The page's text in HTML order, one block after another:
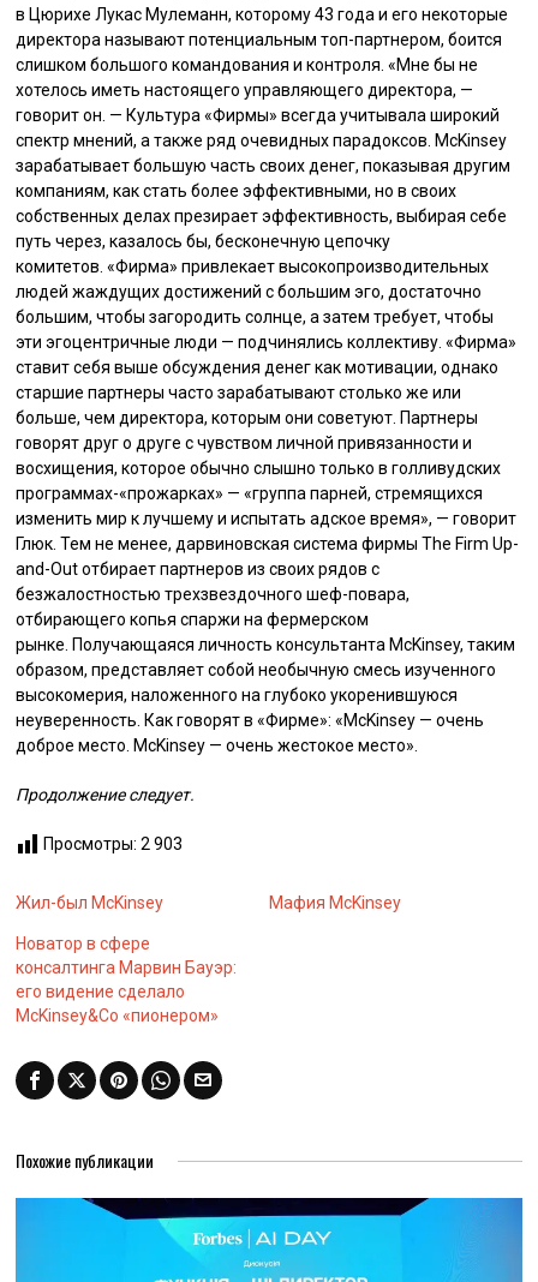
в Цюрихе Лукас Мулеманн, которому 43 года и его некоторые
директора называют потенциальным топ-партнером, боится
слишком большого командования и контроля. «Мне бы не
хотелось иметь настоящего управляющего директора, —
говорит он. — Культура «Фирмы» всегда учитывала широкий
спектр мнений, а также ряд очевидных парадоксов. McKinsey
зарабатывает большую часть своих денег, показывая другим
компаниям, как стать более эффективными, но в своих
собственных делах презирает эффективность, выбирая себе
путь через, казалось бы, бесконечную цепочку
комитетов. «Фирма» привлекает высокопроизводительных
людей жаждущих достижений с большим эго, достаточно
большим, чтобы загородить солнце, а затем требует, чтобы
эти эгоцентричные люди — подчинялись коллективу. «Фирма»
ставит себя выше обсуждения денег как мотивации, однако
старшие партнеры часто зарабатывают столько же или
больше, чем директора, которым они советуют. Партнеры
говорят друг о друге с чувством личной привязанности и
восхищения, которое обычно слышно только в голливудских
программах-«прожарках» — «группа парней, стремящихся
изменить мир к лучшему и испытать адское время», — говорит
Глюк. Тем не менее, дарвиновская система фирмы The Firm Up-
and-Out отбирает партнеров из своих рядов с
безжалостностью трехзвездочного шеф-повара,
отбирающего копья спаржи на фермерском
рынке. Получающаяся личность консультанта McKinsey, таким
образом, представляет собой необычную смесь изученного
высокомерия, наложенного на глубоко укоренившуюся
неуверенность. Как говорят в «Фирме»: «McKinsey — очень
доброе место. McKinsey — очень жестокое место».
Продолжение следует.
Просмотры: 2 903
Жил-был McKinsey Мафия McKinsey
Новатор в сфере
консалтинга Марвин Бауэр:
его видение сделало
McKinsey&Co «пионером»
Похожие публикации